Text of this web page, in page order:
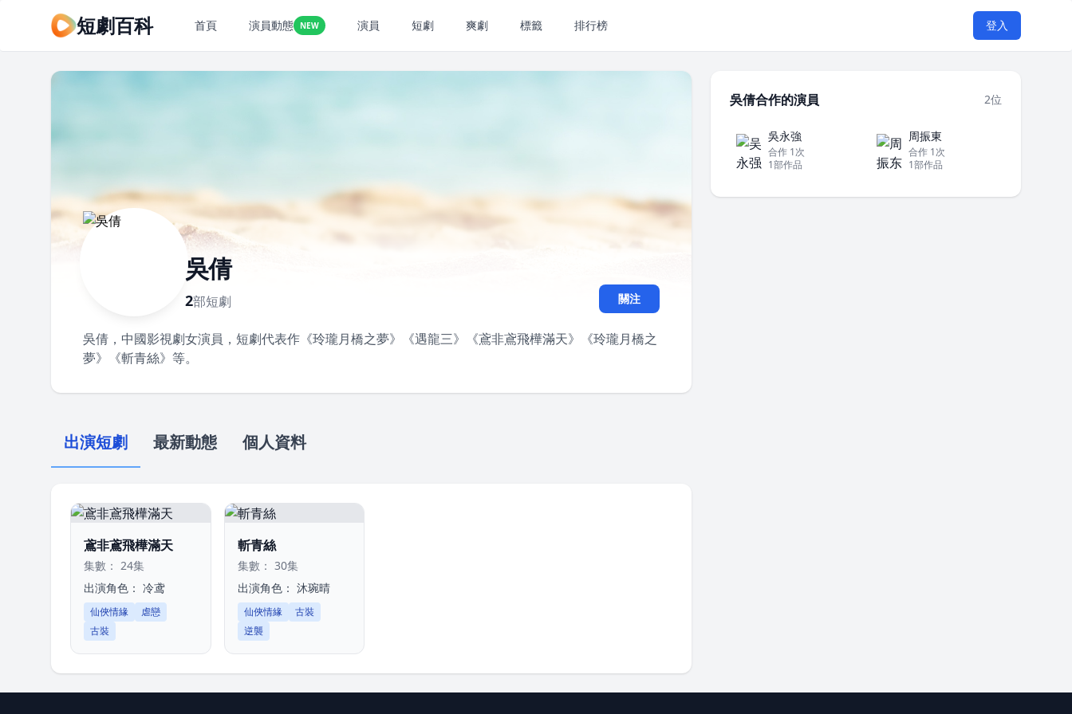
短劇百科 首頁 演員動態 NEW 演員 短劇 爽劇 標籤 排行榜 登入
吳倩
2部短劇 關注
吳倩，中國影視劇女演員，短劇代表作《玲瓏月橋之夢》《遇龍三》《鳶非鳶飛樺滿天》《玲瓏月橋之
夢》《斬青絲》等。
出演短劇 最新動態 個人資料
鳶非鳶飛樺滿天
集數： 24集
出演角色： 冷鸢
仙俠情緣
虐戀
古裝
斬青絲
集數： 30集
出演角色： 沐琬晴
仙俠情緣
古裝
逆襲
吳倩合作的演員 2位
吳永強
合作 1次
1部作品
周振東
合作 1次
1部作品